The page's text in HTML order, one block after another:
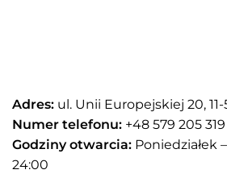
Adres: ul. Unii Europejskiej 20,
Numer telefonu: +48 579 205 319
Godziny otwarcia: Poniedziałek
24:00